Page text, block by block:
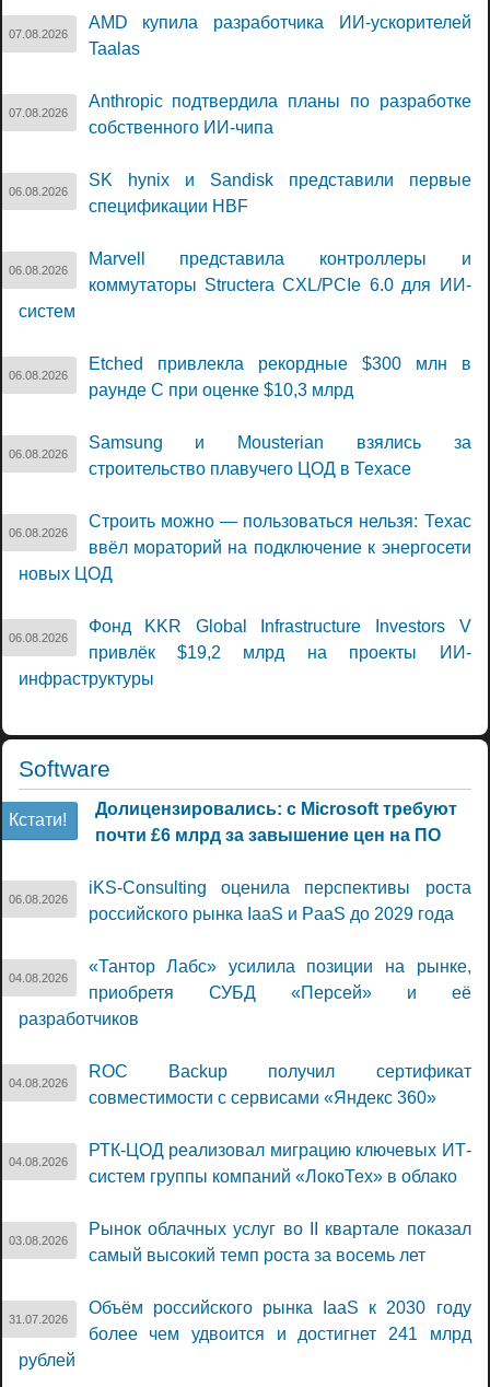
07.08.2026
AMD купила разработчика ИИ-ускорителей
Taalas
07.08.2026
Anthropic подтвердила планы по разработке
собственного ИИ-чипа
06.08.2026
SK hynix и Sandisk представили первые
спецификации HBF
06.08.2026
Marvell представила контроллеры и
коммутаторы Structera CXL/PCIe 6.0 для ИИ-
систем
06.08.2026
Etched привлекла рекордные $300 млн в
раунде C при оценке $10,3 млрд
06.08.2026
Samsung и Mousterian взялись за
строительство плавучего ЦОД в Техасе
06.08.2026
Строить можно — пользоваться нельзя: Техас
ввёл мораторий на подключение к энергосети
новых ЦОД
06.08.2026
Фонд KKR Global Infrastructure Investors V
привлёк $19,2 млрд на проекты ИИ-
инфраструктуры
Software
Кстати!
Долицензировались: с Microsoft требуют
почти £6 млрд за завышение цен на ПО
06.08.2026
iKS-Consulting оценила перспективы роста
российского рынка IaaS и PaaS до 2029 года
04.08.2026
«Тантор Лабс» усилила позиции на рынке,
приобретя СУБД «Персей» и её
разработчиков
04.08.2026
ROC Backup получил сертификат
совместимости с сервисами «Яндекс 360»
04.08.2026
РТК-ЦОД реализовал миграцию ключевых ИТ-
систем группы компаний «ЛокоТех» в облако
03.08.2026
Рынок облачных услуг во II квартале показал
самый высокий темп роста за восемь лет
31.07.2026
Объём российского рынка IaaS к 2030 году
более чем удвоится и достигнет 241 млрд
рублей